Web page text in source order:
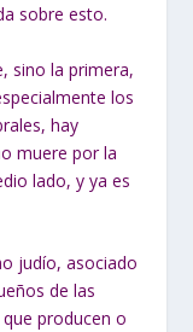
sobre esto.
sino la primera,
los
hay
muere por la
lado, y ya es
judío, asociado
de las
producen o